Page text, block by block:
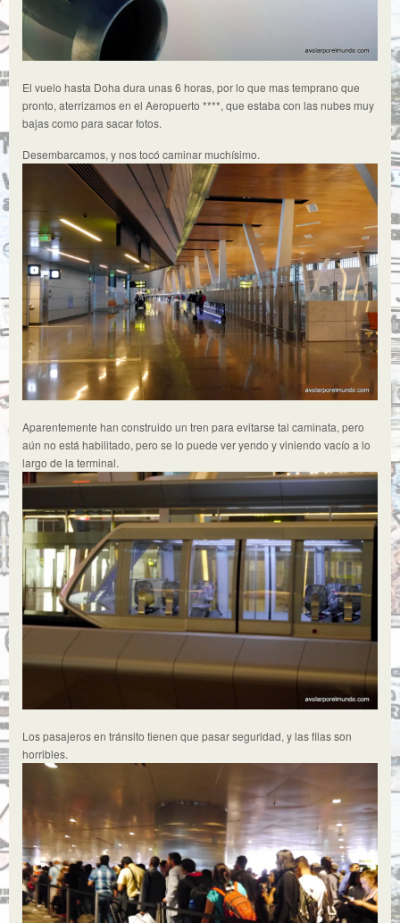
El vuelo hasta Doha dura unas 6 horas, por lo que mas temprano que
pronto, aterrizamos en el Aeropuerto ****, que estaba con las nubes muy
bajas como para sacar fotos.
Desembarcamos, y nos tocó caminar muchísimo.
Aparentemente han construido un tren para evitarse tal caminata, pero
aún no está habilitado, pero se lo puede ver yendo y viniendo vacío a lo
largo de la terminal.
Los pasajeros en tránsito tienen que pasar seguridad, y las filas son
horribles.